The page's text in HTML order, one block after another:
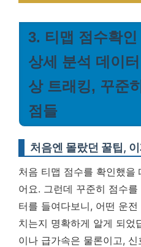
3. 티맵 점수확
상세 분석 데이
상 트래킹, 꾸준
점들
처음엔 몰랐던 꿀팁,
처음 티맵 점수를 확인했을
어요. 그런데 꾸준히 점수
터를 들여다보니, 어떤 운
치는지 명확하게 알게 되었
이나 급가속은 물론이고,